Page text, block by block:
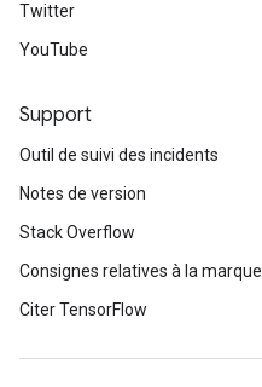
Twitter
YouTube
Support
Outil de suivi des incidents
Notes de version
Stack Overflow
Consignes relatives à la marque
Citer TensorFlow